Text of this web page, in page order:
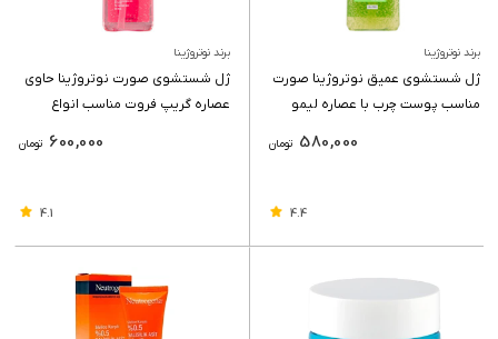
برند نوتروژینا
ژل شستشوی عمیق نوتروژینا صورت
مناسب پوست چرب با عصاره لیمو
تومان 580,000
4.4
برند نوتروژینا
ژل شستشوی صورت نوتروژینا حاوی
عصاره گریپ فروت مناسب انواع
تومان 600,000
4.1